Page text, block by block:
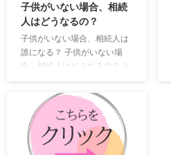
子供がいない場合、相続
人はどうなるの？
子供がいない場合、相続人は
誰になる？ 子供がいない場
合、相続人はどうなるの？ と
ます。 結論から言うと、亡く
なった方の親（または兄弟）
になります。 相続人の順位 法
律では相続人の順位が定めら
れています。 配偶者がいる場